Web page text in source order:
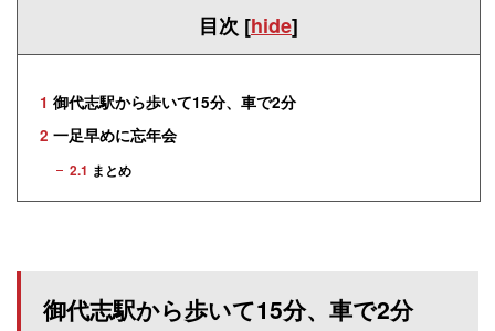
目次 [hide]
1 御代志駅から歩いて15分、車で2分
2 一足早めに忘年会
2.1 まとめ
御代志駅から歩いて15分、車で2分